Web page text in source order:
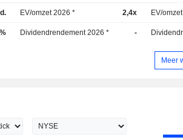
EV/omzet 2026 * 2,4x EV/
Dividendrendement 2026 * -
Meer